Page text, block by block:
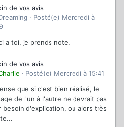
de vos avis
· Posté(e) Mercredi à
a toi, je prends note.
de vos avis
· Posté(e) Mercredi à 15:41
que si c'est bien réalisé, le
de l'un à l'autre ne devrait pas
besoin d'explication, ou alors très